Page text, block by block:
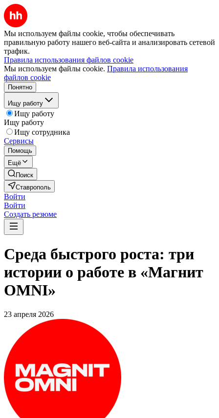
Мы используем файлы cookie, чтобы обеспечивать
правильную работу нашего веб-сайта и анализировать сетевой
трафик.
Правила использования файлов cookie
Мы используем файлы cookie. Правила использования
файлов cookie
Понятно
Ищу работу
Ищу работу
Ищу работу
Ищу сотрудника
Сервисы
Помощь
Ещё
Поиск
Ставрополь
Войти
Войти
Создать резюме
Среда быстрого роста: три
истории о работе в «Магнит
OMNI»
23 апреля 2026